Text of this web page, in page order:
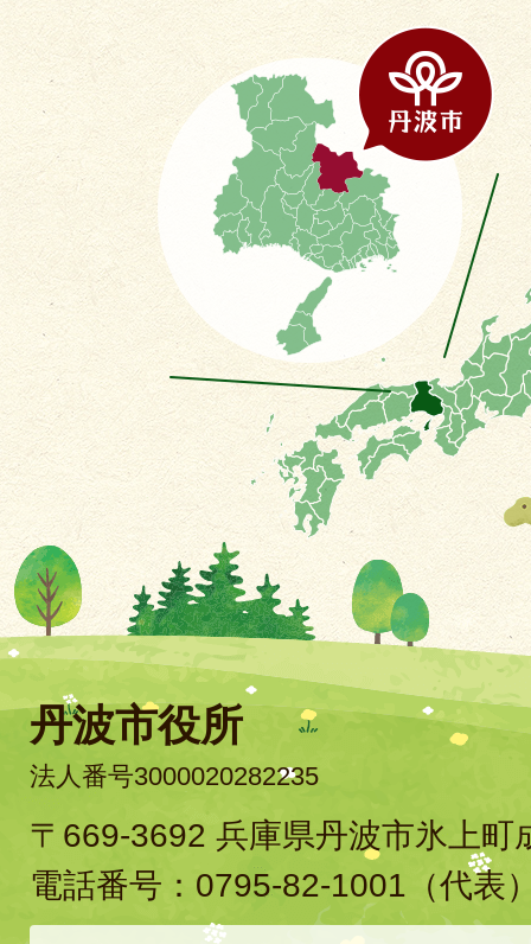
丹波市役所
法人番号3000020282235
〒669-3692 兵庫県丹波市氷上町
電話番号： 0795-82-1001 （代表